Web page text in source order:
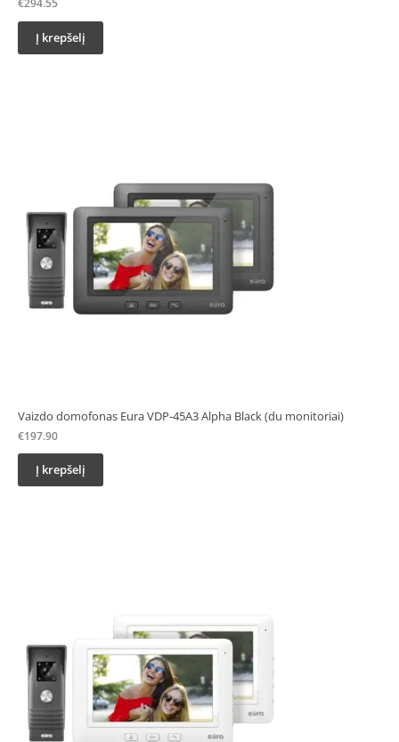
€294.55
Į krepšelį
Vaizdo domofonas Eura VDP-45A3 Alpha Black (du monitoriai)
€197.90
Į krepšelį